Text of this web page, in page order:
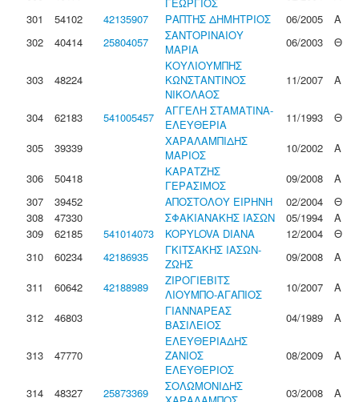
301
54102 42135907 ΡΑΠΤΗΣ ΔΗΜΗΤΡΙΟΣ 06/2005
Α
302
40414 25804057
ΣΑΝΤΟΡΙΝΑΙΟΥ
ΜΑΡΙΑ
06/2003 Θ
303 48224
ΚΟΥΛΙΟΥΜΠΗΣ
ΚΩΝΣΤΑΝΤΙΝΟΣ
ΝΙΚΟΛΑΟΣ
11/2007 Α
304 62183 541005457
ΑΓΓΕΛΗ ΣΤΑΜΑΤΙΝΑ-
ΕΛΕΥΘΕΡΙΑ
11/1993
Θ
305
39339
ΧΑΡΑΛΑΜΠΙΔΗΣ
ΜΑΡΙΟΣ
10/2002
Α
306
50418
ΚΑΡΑΤΖΗΣ
ΓΕΡΑΣΙΜΟΣ
09/2008
Α
307
39452 ΑΠΟΣΤΟΛΟΥ ΕΙΡΗΝΗ 02/2004
Θ
308
47330 ΣΦΑΚΙΑΝΑΚΗΣ ΙΑΣΩΝ 05/1994
Α
309
62185 541014073 KOPYLOVA DIANA 12/2004
Θ
310
60234 42186935
ΓΚΙΤΣΑΚΗΣ ΙΑΣΩΝ-
ΖΩΗΣ
09/2008
Α
311
60642 42188989
ΖΙΡΟΓΙΕΒΙΤΣ
ΛΙΟΥΜΠΟ-ΑΓΑΠΙΟΣ
10/2007
Α
312
46803
ΓΙΑΝΝΑΡΕΑΣ
ΒΑΣΙΛΕΙΟΣ
04/1989 Α
313 47770
ΕΛΕΥΘΕΡΙΑΔΗΣ
ΖΑΝΙΟΣ
ΕΛΕΥΘΕΡΙΟΣ
08/2009 Α
314 48327 25873369
ΣΟΛΩΜΟΝΙΔΗΣ
03/2008 Α